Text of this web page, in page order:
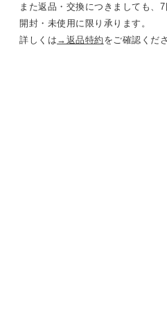
また返品・交換につきましても、
開封・未使用に限り承ります。
詳しくは →返品特約 をご確認くだ